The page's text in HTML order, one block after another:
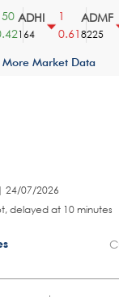
ADHI
164
0.61
ADMF
8225
More Market Data
24/07/2026
delayed at 10 minutes